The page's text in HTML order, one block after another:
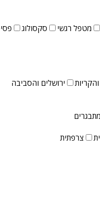
מטפל רגשי סקסולוג
ירושלים והסביבה
מתבגרים
צרפתית